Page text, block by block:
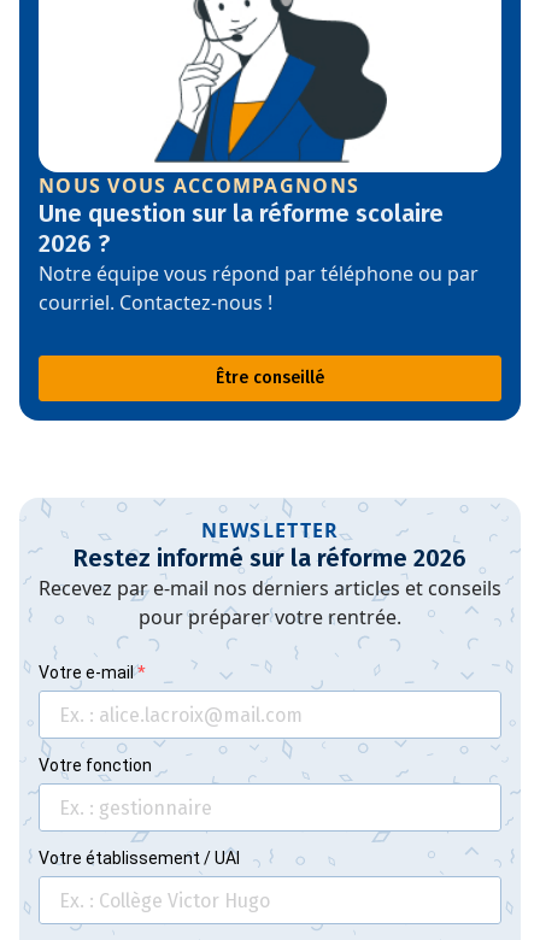
NOUS VOUS ACCOMPAGNONS
Une question sur la réforme scolaire
2026 ?
Notre équipe vous répond par téléphone ou par
courriel. Contactez-nous !
Être conseillé
NEWSLETTER
Restez informé sur la réforme 2026
Recevez par e-mail nos derniers articles et conseils
pour préparer votre rentrée.
Votre e-mail
Votre fonction
Votre établissement / UAI